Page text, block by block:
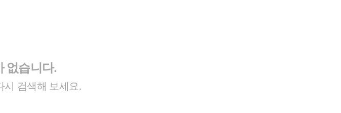
없습니다.
시 검색해 보세요.